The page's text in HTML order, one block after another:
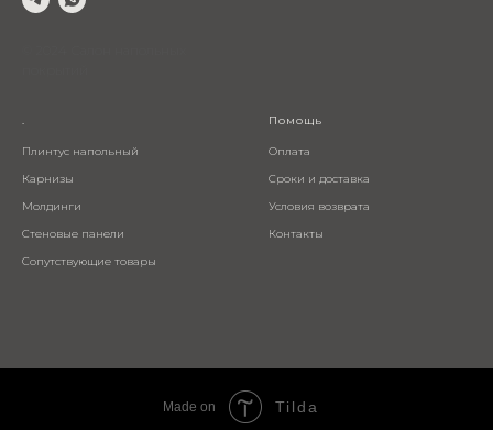
.
Плинтус напольный
Карнизы
Молдинги
Стеновые панели
Сопутствующие товары
Помощь
Оплата
Сроки и доставка
Условия возврата
Контакты
Made on Tilda